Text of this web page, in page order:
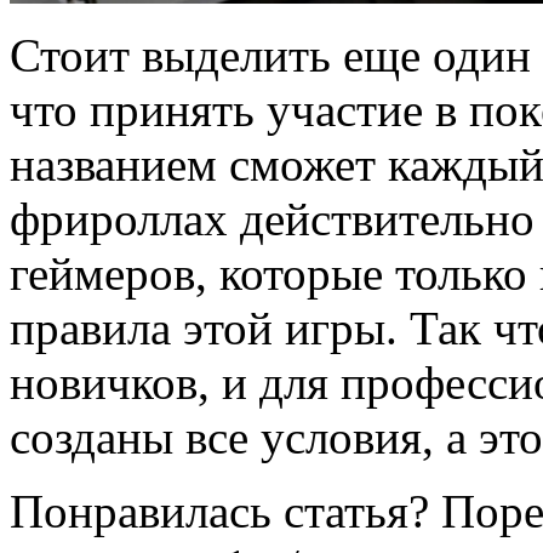
Стоит выделить еще
что принять участие в
названием сможет
фрироллах
геймеров, которые
правила этой игры. Так
новичков, и для
созданы все условия, а
Понравилась статья?